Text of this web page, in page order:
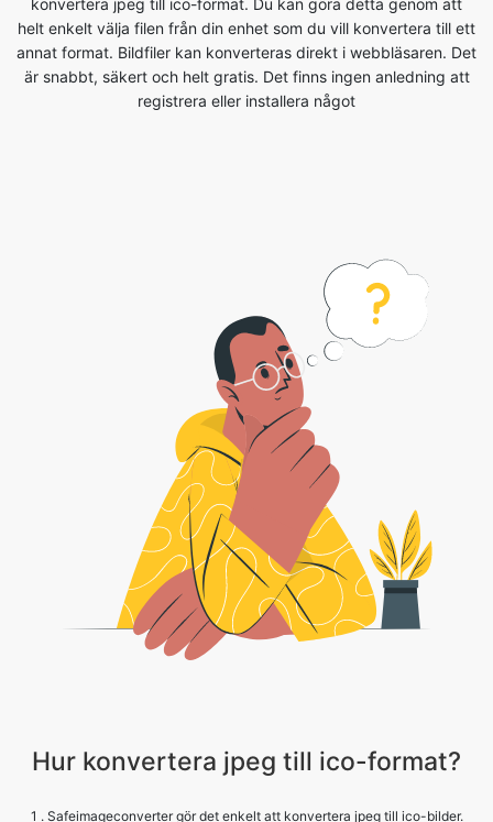
registrera eller installera något
Hur konvertera jpeg till ico-format?
Följ dessa enkla steg፦
2 . Ladda bara upp din bildfil. Klicka på knappen ”Välj filer” för att välja din